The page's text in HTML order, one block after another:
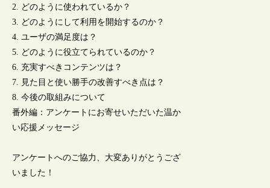
2. どのように使われているか？
3. どのようにして利用を開始するのか？
4. ユーザの満足度は？
5. どのように役立てられているのか？
6. 充実すべきコンテンツは？
7. 見た目と使い勝手の改善すべき点は？
8. 今後の取組みについて
番外編：アンケートにお寄せいただいた温か
い応援メッセージ
アンケートへのご協力、大変ありがとうござ
いました！